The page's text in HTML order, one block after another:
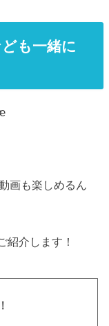
も一緒に
画も楽しめるん
紹介します！